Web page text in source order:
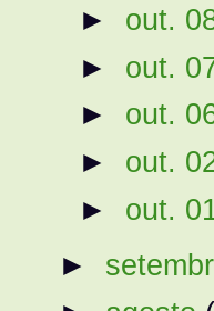
► out.
► out.
► out.
► out.
► out.
►